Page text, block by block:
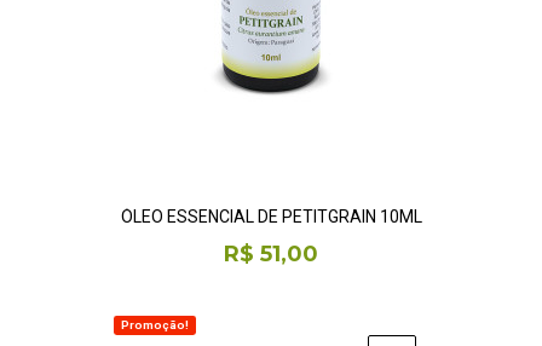
ÓLEO ESSENCIAL DE PETITGRAIN 10ML
R$ 51,00
Promoção!